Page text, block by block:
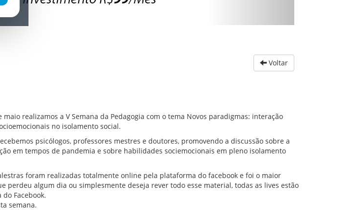
Voltar
maio realizamos a V Semana da Pedagogia com o tema Novos paradigmas: interação
no isolamento social.
psicólogos, professores mestres e doutores, promovendo a discussão sobre a
em tempos de pandemia e sobre habilidades sociemocionais em pleno isolamento
foram realizadas totalmente online pela plataforma do facebook e foi o maior
perdeu algum dia ou simplesmente deseja rever todo esse material, todas as lives estão
Facebook.
semana.